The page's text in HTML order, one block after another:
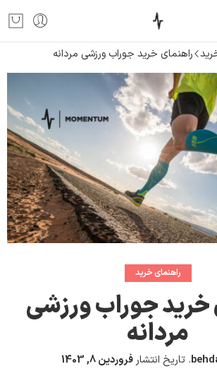
راهنمای خرید جوراب ورزشی مردانه
راهنمای خرید
خرید جوراب ورزشی
مردانه
. تاریخ انتشار فروردین 8, 1403